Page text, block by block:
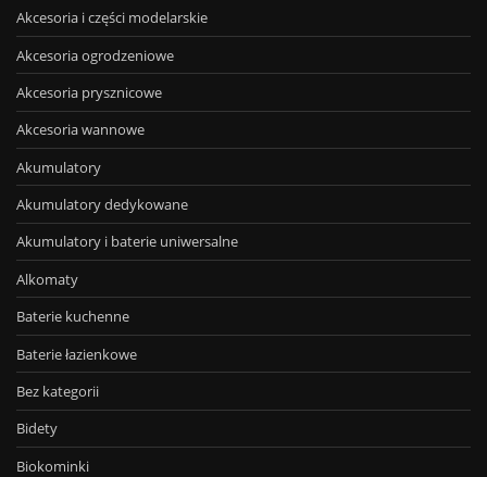
Akcesoria i części modelarskie
Akcesoria ogrodzeniowe
Akcesoria prysznicowe
Akcesoria wannowe
Akumulatory
Akumulatory dedykowane
Akumulatory i baterie uniwersalne
Alkomaty
Baterie kuchenne
Baterie łazienkowe
Bez kategorii
Bidety
Biokominki